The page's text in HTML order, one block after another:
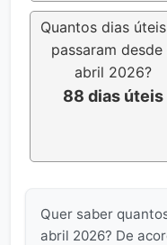
Quantos dias
passaram desde
abril 2026?
88 dias úteis
Quer saber
abril 2026? De